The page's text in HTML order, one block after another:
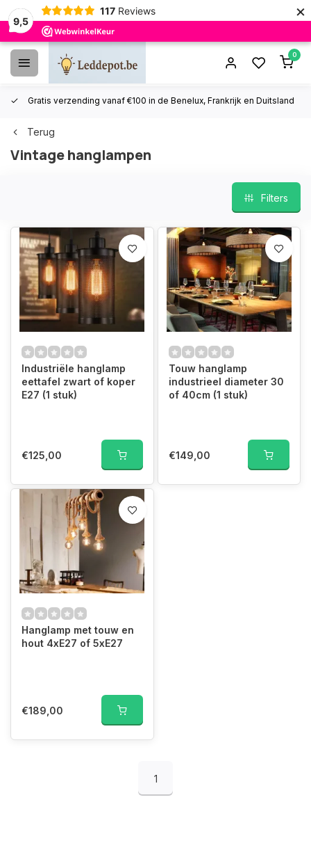
9,5
117 Reviews ×
0
Gratis verzending vanaf €100 in de Benelux, Frankrijk en Duitsland
Terug
Vintage hanglampen
Filters
Industriële hanglamp
eettafel zwart of koper
E27 (1 stuk)
€125,00
Touw hanglamp
industrieel diameter 30
of 40cm (1 stuk)
€149,00
Hanglamp met touw en
hout 4xE27 of 5xE27
€189,00
1